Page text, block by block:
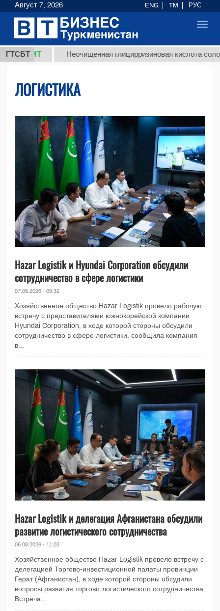
ГТСБТ Неочищенная глицирризиновая кислота солодкового
ЛОГИСТИКА
Hazar Logistik и Hyundai Corporation обсудили
сотрудничество в сфере логистики
07.08.2026 - 09:32
Хозяйственное общество Hazar Logistik провело рабочую
встречу с представителями южнокорейской компании
Hyundai Corporation, в ходе которой стороны обсудили
сотрудничество в сфере логистики, сообщила компания
в...
Hazar Logistik и делегация Афганистана обсудили
развитие логистического сотрудничества
06.08.2026 - 11:03
Хозяйственное общество Hazar Logistik провело встречу с
делегацией Торгово-инвестиционной палаты провинции
Герат (Афганистан), в ходе которой стороны обсудили
вопросы развития торгово-логистического сотрудничества.
Встреча...
Август 7, 2026 ENG TM РУС